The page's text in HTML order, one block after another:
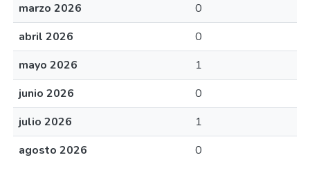
marzo 2026
0
abril 2026
0
mayo 2026
1
junio 2026
0
julio 2026
1
agosto 2026
0